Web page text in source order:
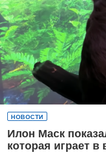
НОВОСТИ
Илон Маск
которая играет